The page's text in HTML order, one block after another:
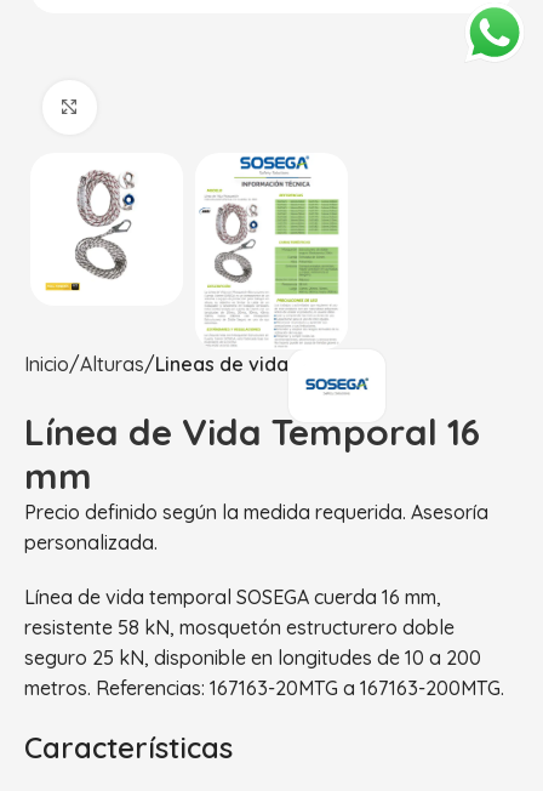
Inicio Alturas Lineas de vida
Línea de Vida Temporal 16
mm
Precio definido según la medida requerida. Asesoría
personalizada.
Línea de vida temporal SOSEGA cuerda 16 mm,
resistente 58 kN, mosquetón estructurero doble
seguro 25 kN, disponible en longitudes de 10 a 200
metros. Referencias: 167163-20MTG a 167163-200MTG.
Características